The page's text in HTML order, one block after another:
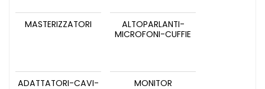
MASTERIZZATORI
ALTOPARLANTI-
MICROFONI-CUFFIE
ADATTATORI-CAVI-
MONITOR